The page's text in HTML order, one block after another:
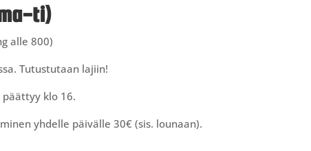
ti)
alle 800)
Tutustutaan lajiin!
päättyy klo 16.
yhdelle päivälle 30€ (sis. lounaan).